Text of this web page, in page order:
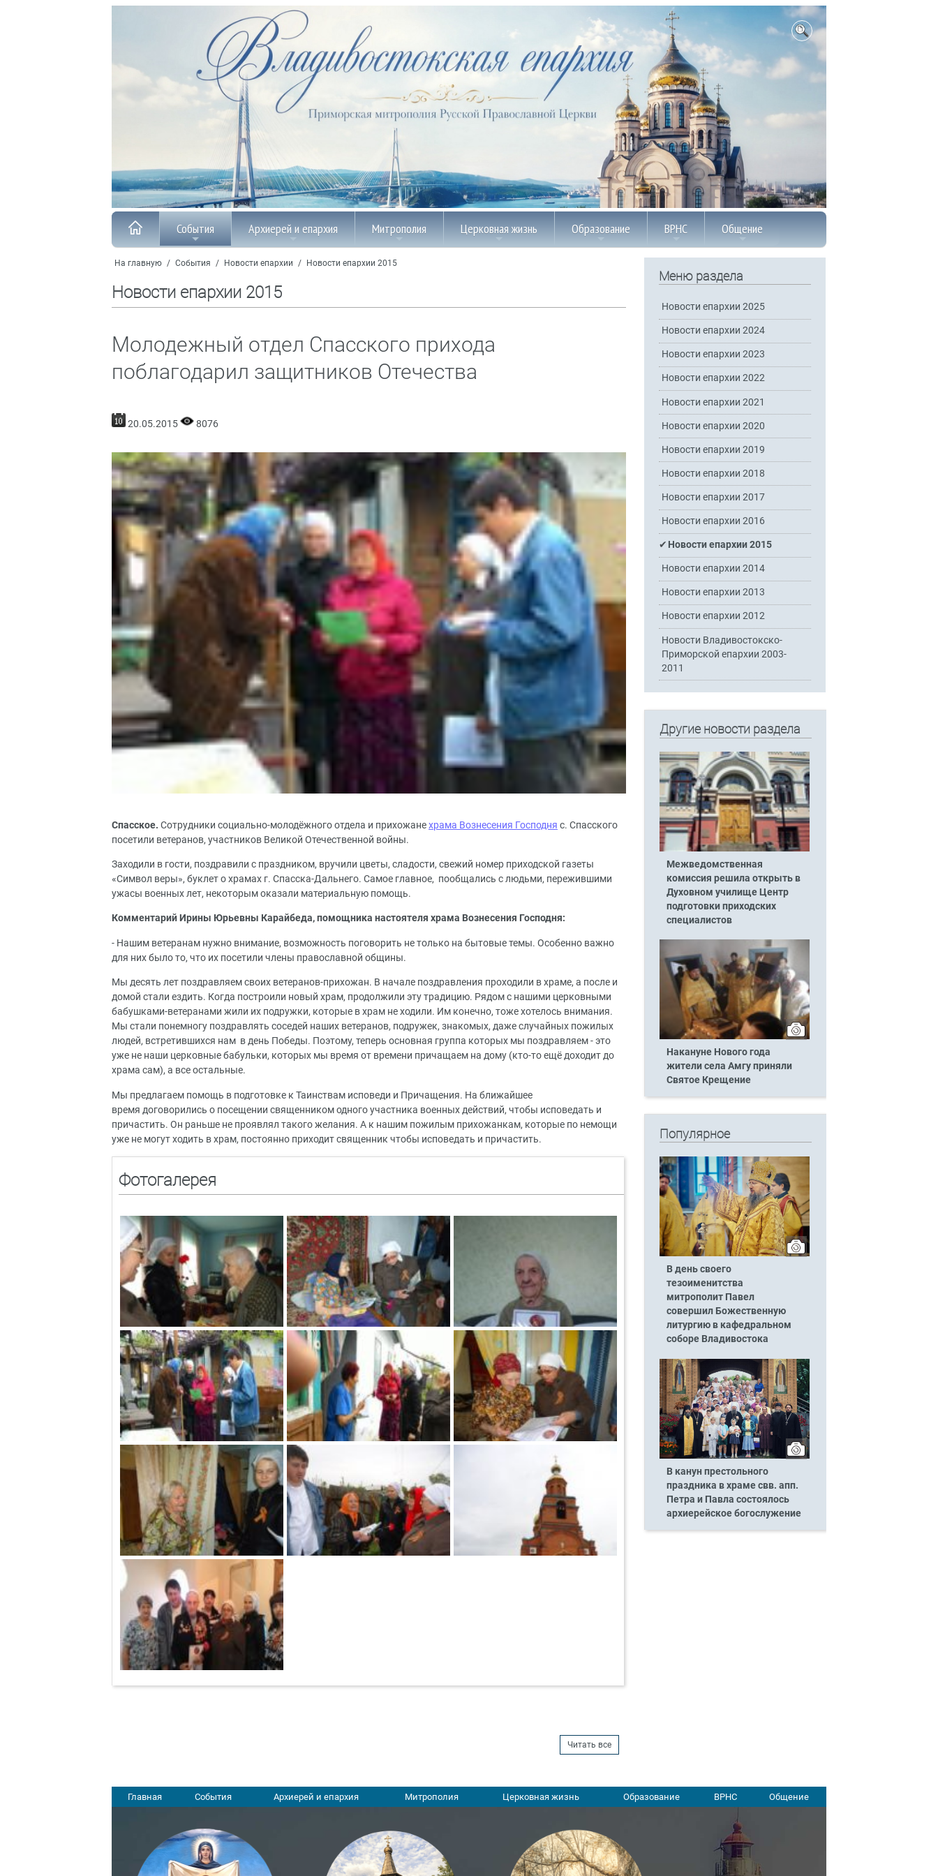
События Архиерей и епархия Митрополия Церковная жизнь Образование ВРНС Общение
На главную / События / Новости епархии / Новости епархии 2015
Новости епархии 2015
Молодежный отдел Спасского прихода
поблагодарил защитников Отечества
20.05.2015 8076
Спасское. Сотрудники социально-молодёжного отдела и прихожанехрама Вознесения Господня с. Спасского
посетили ветеранов, участников Великой Отечественной войны.
Заходили в гости, поздравили с праздником, вручили цветы, сладости, свежий номер приходской газеты
«Символ веры», буклет о храмах г. Спасска-Дальнего. Самое главное, пообщались с людьми, пережившими
ужасы военных лет, некоторым оказали материальную помощь.
Комментарий Ирины Юрьевны Карайбеда, помощника настоятеля храма Вознесения Господня:
- Нашим ветеранам нужно внимание, возможность поговорить не только на бытовые темы. Особенно важно
для них было то, что их посетили члены православной общины.
Мы десять лет поздравляем своих ветеранов-прихожан. В начале поздравления проходили в храме, а после и
домой стали ездить. Когда построили новый храм, продолжили эту традицию. Рядом с нашими церковными
бабушками-ветеранами жили их подружки, которые в храм не ходили. Им конечно, тоже хотелось внимания.
Мы стали понемногу поздравлять соседей наших ветеранов, подружек, знакомых, даже случайных пожилых
людей, встретившихся нам в день Победы. Поэтому, теперь основная группа которых мы поздравляем - это
уже не наши церковные бабульки, которых мы время от времени причащаем на дому (кто-то ещё доходит до
храма сам), а все остальные.
Мы предлагаем помощь в подготовке к Таинствам исповеди и Причащения. На ближайшее
время договорились о посещении священником одного участника военных действий, чтобы исповедать и
причастить. Он раньше не проявлял такого желания. А к нашим пожилым прихожанкам, которые по немощи
уже не могут ходить в храм, постоянно приходит священник чтобы исповедать и причастить.
Фотогалерея
Читать все
Меню раздела
Новости епархии 2025
Новости епархии 2024
Новости епархии 2023
Новости епархии 2022
Новости епархии 2021
Новости епархии 2020
Новости епархии 2019
Новости епархии 2018
Новости епархии 2017
Новости епархии 2016
Новости епархии 2015
Новости епархии 2014
Новости епархии 2013
Новости епархии 2012
Новости Владивостокско-
Приморской епархии 2003-
2011
Другие новости раздела
Межведомственная
комиссия решила открыть в
Духовном училище Центр
подготовки приходских
специалистов
Накануне Нового года
жители села Амгу приняли
Святое Крещение
Популярное
В день своего
тезоименитства
митрополит Павел
совершил Божественную
литургию в кафедральном
соборе Владивостока
В канун престольного
праздника в храме свв. апп.
Петра и Павла состоялось
архиерейское богослужение
Главная События Архиерей и епархия Митрополия Церковная жизнь Образование ВРНС Общение